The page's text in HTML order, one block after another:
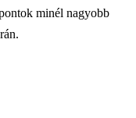
minél nagyobb